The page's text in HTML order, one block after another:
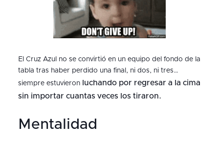
El Cruz Azul no se convirtió en un equipo del fondo de la
tabla tras haber perdido una final, ni dos, ni tres…
siempre estuvieron
luchando por regresar a la cima
sin importar cuantas veces los tiraron.
Mentalidad